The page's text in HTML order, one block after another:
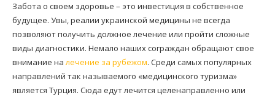
Забота о своем здоровье – это инвестиция в собственное
будущее. Увы, реалии украинской медицины не всегда
позволяют получить должное лечение или пройти сложные
виды диагностики. Немало наших сограждан обращают свое
внимание налечение за рубежом. Среди самых популярных
направлений так называемого «медицинского туризма»
является Турция. Сюда едут лечится целенаправленно или